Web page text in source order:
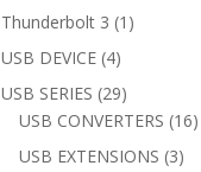
products
Thunderbolt 3 1 1
USB DEVICE 44
products
USB SERIES 2929
products
USB CONVERTERS 1616
USB EXTENSIONS 33